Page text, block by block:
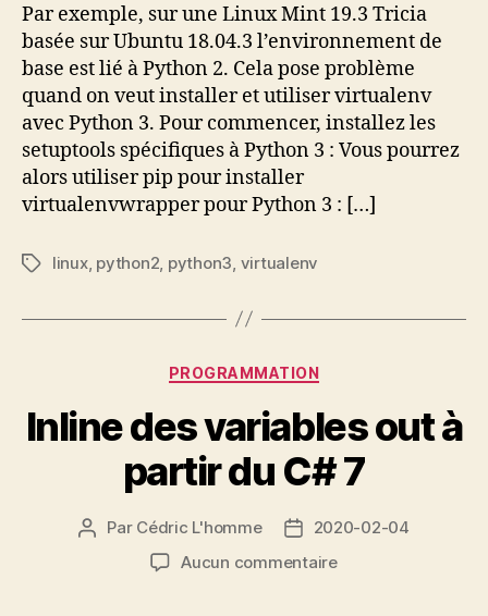
pour
3
dans
un
environnement
Python
Par exemple, sur une Linux Mint 19.3 Tricia
basée sur Ubuntu 18.04.3 l’environnement de
base est lié à Python 2. Cela pose problème
quand on veut installer et utiliser virtualenv
avec Python 3. Pour commencer, installez les
setuptools spécifiques à Python 3 : Vous pourrez
alors utiliser pip pour installer
virtualenvwrapper pour Python 3 : […]
Étiquettes
linux, python2 python3 virtualenv
Catégories
PROGRAMMATION
Inline des variables out à
partir du C# 7
Auteur
Par Cédric L'homme
Date
de
2020-02-04
Aucun commentairesur